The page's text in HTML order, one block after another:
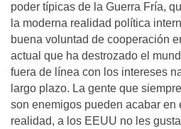
poder típicas de la Guerra Fría,
la moderna realidad política
buena voluntad de cooperación
actual que ha destrozado el
fuera de línea con los intereses
largo plazo. La gente que
son enemigos pueden acabar en
realidad, a los EEUU no les